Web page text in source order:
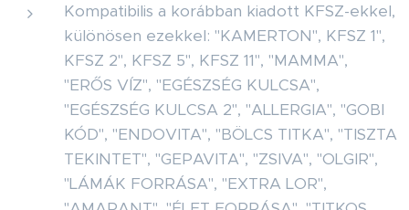
Kompatibilis a korábban kiadott KFSZ-ekkel,
különösen ezekkel: "KAMERTON", KFSZ 1",
KFSZ 2", KFSZ 5", KFSZ 11", "MAMMA",
"ERŐS VÍZ", "EGÉSZSÉG KULCSA",
"EGÉSZSÉG KULCSA 2", "ALLERGIA", "GOBI
KÓD", "ENDOVITA", "BÖLCS TITKA", "TISZTA
TEKINTET", "GEPAVITA", "ZSIVA", "OLGIR",
"LÁMÁK FORRÁSA", "EXTRA LOR",